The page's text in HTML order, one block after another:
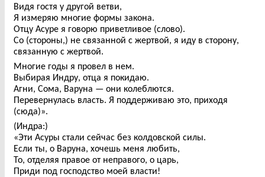
Видя гостя у другой ветви,
Я измеряю многие формы закона.
Отцу Асуре я говорю приветливое (слово).
Со (стороны,) не связанной с жертвой, я иду в сторону,
связанную с жертвой.
Многие годы я провел в нем.
Выбирая Индру, отца я покидаю.
Агни, Сома, Варуна — они колеблются.
Перевернулась власть. Я поддерживаю это, приходя
(сюда)».
(Индра:)
«Эти Асуры стали сейчас без колдовской силы.
Если ты, о Варуна, хочешь меня любить,
То, отделяя правое от неправого, о царь,
Приди под господство моей власти!